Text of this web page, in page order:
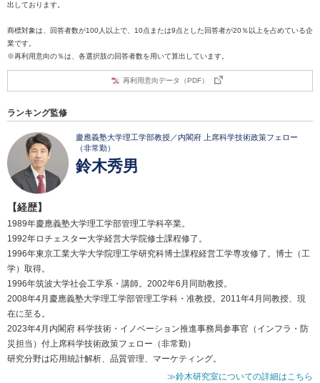
出しております。
商標対象は、回答者数が100人以上で、10点または9点とした回答者が20％以上を占めている企
業です。
※再利用意向の％は、各選択肢の回答者数を用いて算出しています。
再利用意向データ（PDF）
ランキング監修
慶應義塾大学理工学部教授／内閣府 上席科学技術政策フェロー
（非常勤）
鈴木秀男
【経歴】
1989年慶應義塾大学理工学部管理工学科卒業。
1992年ロチェスター大学経営大学院修士課程修了。
1996年東京工業大学大学院理工学研究科博士課程経営工学専攻修了。博士（工
学）取得。
1996年筑波大学社会工学系・講師。2002年6月同助教授。
2008年4月慶應義塾大学理工学部管理工学科・准教授。2011年4月同教授、現
在に至る。
2023年4月内閣府 科学技術・イノベーション推進事務局参事官（インフラ・防
災担当）付上席科学技術政策フェロー（非常勤）
研究分野は応用統計解析、品質管理、マーケティング。
≫鈴木研究室についての詳細はこちら